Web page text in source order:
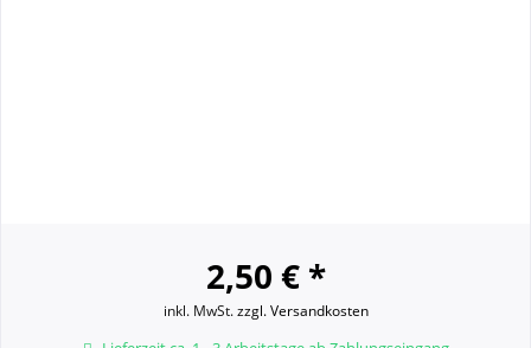
2,50 € *
inkl. MwSt.zzgl. Versandkosten